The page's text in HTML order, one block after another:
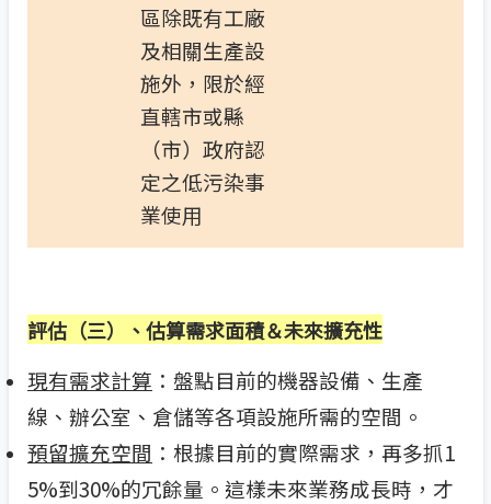
區除既有工廠
及相關生產設
施外，限於經
直轄市或縣
（市）政府認
定之低污染事
業使用
評估（三）、估算需求面積＆未來擴充性
現有需求計算 ：盤點目前的機器設備、生產
線、辦公室、倉儲等各項設施所需的空間。
預留擴充空間 ：根據目前的實際需求，再多抓1
5%到30%的冗餘量。這樣未來業務成長時，才